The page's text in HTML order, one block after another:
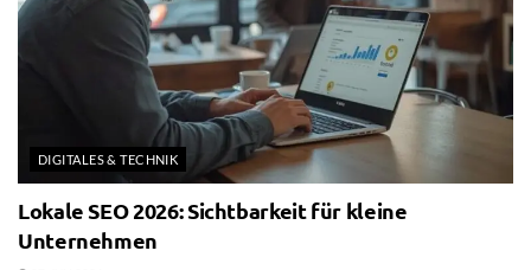
DIGITALES & TECHNIK
Lokale SEO 2026: Sichtbarkeit für kleine
Unternehmen